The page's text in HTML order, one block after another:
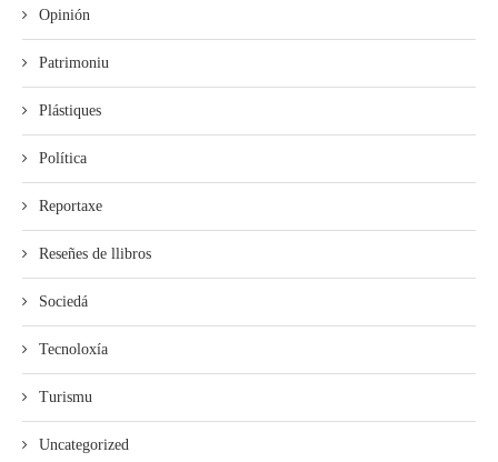
Opinión
Patrimoniu
Plástiques
Política
Reportaxe
Reseñes de llibros
Sociedá
Tecnoloxía
Turismu
Uncategorized